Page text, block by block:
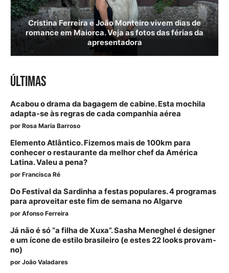
Cristina Ferreira e João Monteiro vivem dias de
romance em Maiorca. Veja as fotos das férias da
apresentadora
ÚLTIMAS
Acabou o drama da bagagem de cabine. Esta mochila
adapta-se às regras de cada companhia aérea
por Rosa Maria Barroso
Elemento Atlântico. Fizemos mais de 100km para
conhecer o restaurante da melhor chef da América
Latina. Valeu a pena?
por Francisca Ré
Do Festival da Sardinha a festas populares. 4 programas
para aproveitar este fim de semana no Algarve
por Afonso Ferreira
Já não é só “a filha de Xuxa”. Sasha Meneghel é designer
e um ícone de estilo brasileiro (e estes 22 looks provam-
no)
por João Valadares